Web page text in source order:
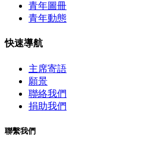
青年圖冊
青年動態
快速導航
主席寄語
願景
聯絡我們
捐助我們
聯繫我們